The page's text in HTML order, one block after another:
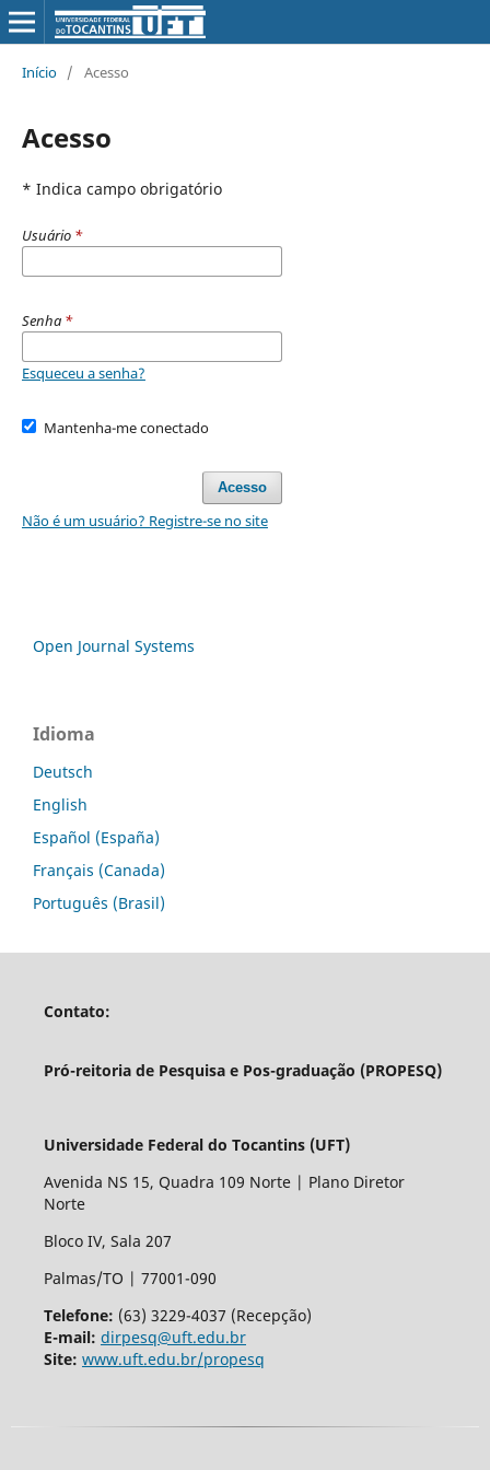
Início / Acesso
Acesso
* Indica campo obrigatório
Usuário *
Senha *
Esqueceu a senha?
Mantenha-me conectado
Acesso
Não é um usuário? Registre-se no site
Open Journal Systems
Idioma
Deutsch
English
Español (España)
Français (Canada)
Português (Brasil)
Contato:
Pró-reitoria de Pesquisa e Pos-graduação (PROPESQ)
Universidade Federal do Tocantins (UFT)
Avenida NS 15, Quadra 109 Norte | Plano Diretor
Norte
Bloco IV, Sala 207
Palmas/TO | 77001-090
Telefone: (63) 3229-4037 (Recepção)
E-mail: dirpesq@uft.edu.br
Site: www.uft.edu.br/propesq